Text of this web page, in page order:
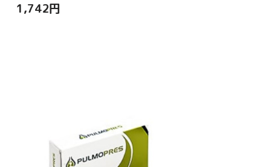
1,742円